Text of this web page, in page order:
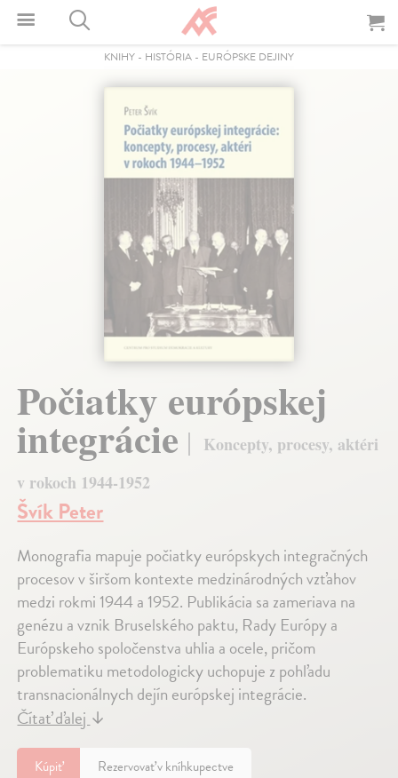
KNIHY - HISTÓRIA - EURÓPSKE DEJINY
Počiatky európskej
integrácie
Koncepty, procesy, aktéri
v rokoch 1944-1952
Švík Peter
Monografia mapuje počiatky európskych integračných
procesov v širšom kontexte medzinárodných vzťahov
medzi rokmi 1944 a 1952. Pub­­likácia sa zameriava na
genézu a vznik Bruselského paktu, Rady Európy a
Európskeho spoločenstva uhlia a ocele, pričom
problematiku metodologicky uchopuje z pohľadu
transnacionálnych dejín európskej integrácie.
Čítať ďalej↓
Kúpiť Rezervovať v kníhkupectve